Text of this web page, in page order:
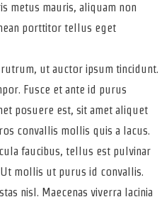
metus mauris, aliquam non
porttitor tellus eget
ut auctor ipsum tincidunt.
Fusce et ante id purus
posuere est, sit amet aliquet
convallis mollis quis a lacus.
faucibus, tellus est pulvinar
mollis ut purus id convallis.
nisl. Maecenas viverra lacinia